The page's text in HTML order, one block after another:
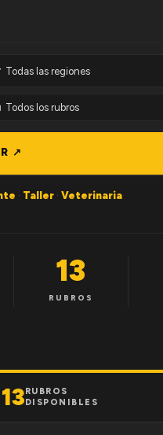
↗
· Taller · Veterinaria
13
RUBROS
13RUBROS
DISPONIBLES